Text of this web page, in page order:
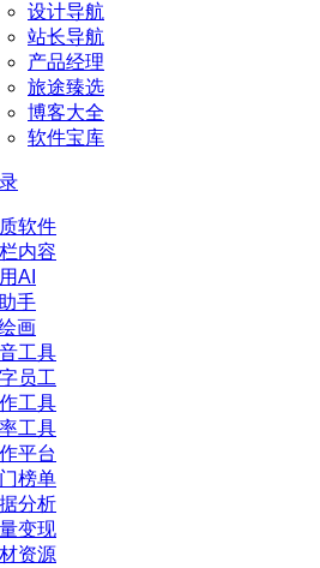
设计导航
站长导航
产品经理
旅途臻选
博客大全
软件宝库
软件
内容
AI
手
画
工具
员工
工具
工具
平台
榜单
分析
变现
资源